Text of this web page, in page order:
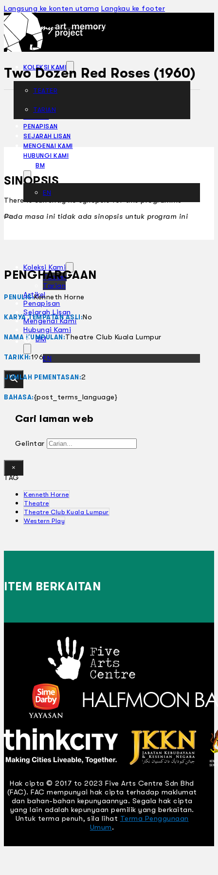
Langsung ke konten utama Langkau ke footer
KOLEKSI KAMI
TEATER
TARIAN
PENAPISAN
SEJARAH LISAN
MENGENAI KAMI
HUBUNGI KAMI
BM
EN
Koleksi Kami
Teater
Tarian
Artikel
Penapisan
Sejarah Lisan
Mengenai Kami
Hubungi Kami
BM
EN
Cari laman web
Gelintar
×
Two Dozen Red Roses (1960)
SINOPSIS
There is currently no synopsis for this programme
Pada masa ini tidak ada sinopsis untuk program ini
PENGHARGAAN
PENULIS:Kenneth Horne
KARYA TEMPATAN ASLI:No
NAMA KUMPULAN:Theatre Club Kuala Lumpur
TARIKH:1960
JUMLAH PEMENTASAN:2
BAHASA:{post_terms_language}
TAG
Kenneth Horne
Theatre
Theatre Club Kuala Lumpur
Western Play
ITEM BERKAITAN
Hak cipta © 2017 to 2023 Five Arts Centre Sdn Bhd
(FAC). FAC mempunyai hak cipta terhadap maklumat
dan bahan-bahan kepunyaannya. Segala hak cipta
yang lain adalah kepunyaan pemilik yang berkaitan.
Untuk terma penuh, sila lihat Terma Penggunaan
Umum.